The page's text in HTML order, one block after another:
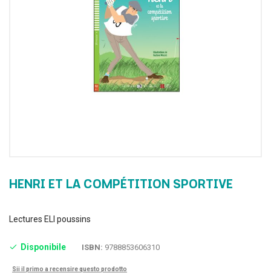
HENRI ET LA COMPÉTITION SPORTIVE
Disponibile ISBN: 9788853606310
Sii il primo a recensire questo prodotto
Lectures ELI poussins